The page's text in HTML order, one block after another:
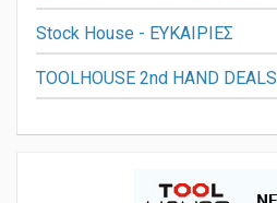
Stock House - ΕΥΚΑΙΡΙΕΣ
TOOLHOUSE 2nd HAND DEALS